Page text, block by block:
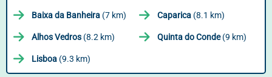
Baixa da Banheira (7 km) Caparica (8.1 km)
Alhos Vedros (8.2 km) Quinta do Conde(9 km)
Lisboa (9.3 km)